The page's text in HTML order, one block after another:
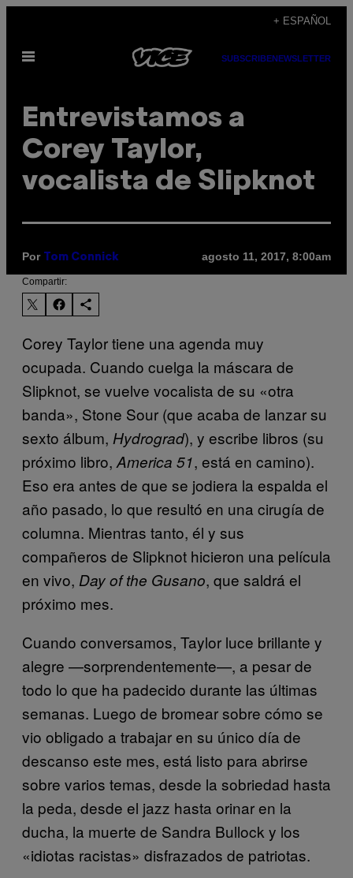
contenido
+ ESPAÑOL
Abrir
SUBSCRIBENEWSLETTER
Entrevistamos a
Corey Taylor,
vocalista de Slipknot
Por Tom Connick agosto 11, 2017, 8:00am
Compartir:
Corey Taylor tiene una agenda muy
ocupada. Cuando cuelga la máscara de
Slipknot, se vuelve vocalista de su «otra
banda», Stone Sour (que acaba de lanzar su
sexto álbum, Hydrograd), y escribe libros (su
próximo libro, America 51, está en camino).
Eso era antes de que se jodiera la espalda el
año pasado, lo que resultó en una cirugía de
columna. Mientras tanto, él y sus
compañeros de Slipknot hicieron una película
en vivo, Day of the Gusano, que saldrá el
próximo mes.
Cuando conversamos, Taylor luce brillante y
alegre —sorprendentemente—, a pesar de
todo lo que ha padecido durante las últimas
semanas. Luego de bromear sobre cómo se
vio obligado a trabajar en su único día de
descanso este mes, está listo para abrirse
sobre varios temas, desde la sobriedad hasta
la peda, desde el jazz hasta orinar en la
ducha, la muerte de Sandra Bullock y los
«idiotas racistas» disfrazados de patriotas.